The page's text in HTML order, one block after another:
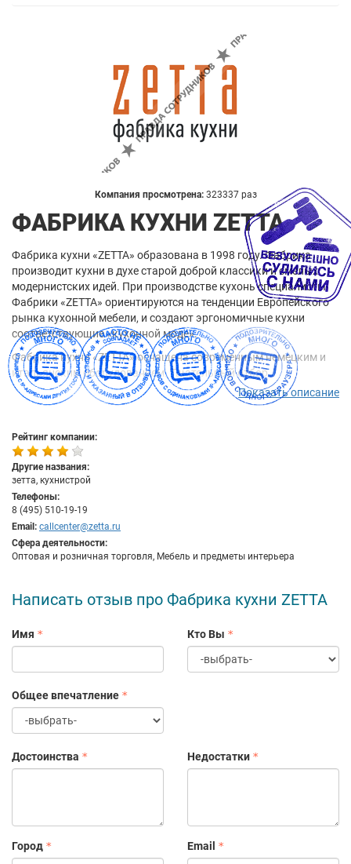
Компания просмотрена: 323337 раз
ФАБРИКА КУХНИ ZETTA
Фабрика кухни «ZETTA» образована в 1998 году. Фабрика
производит кухни в духе старой доброй классики и смелых
модернистских идей. При производстве кухонь специалисты
Фабрики «ZETTA» ориентируются на тенденции Европейского
рынка кухонной мебели, и создают эргономичные кухни
соответствующие «кухонной моде».
Фабрика кухни «ZETTA» оснащена современным немецким и
итальянским оборудованием. Тщательный отбор
поставщиков позволяет использовать в производстве мебели
только лучшие европейские комплектующие и материалы,
требованиям.
На кухни «ZETTA» действует 12-летняя гарантия. А это значит,
что приобретая кухни у нас, Вы можете не беспокоиться о
сроке эксплуатации кухни. Она прослужит Вам долгие годы.
Наши специалисты, создавая идеальное кухонное
пространство, стараются создать ещё и атмосферу уюта для
вас и ваших родных.
Показать описание
Рейтинг компании:
Другие названия:
зетта, кухнистрой
Телефоны:
8 (495) 510-19-19
Email: callcenter@zetta.ru
Сфера деятельности:
Оптовая и розничная торговля, Мебель и предметы интерьера
Написать отзыв про Фабрика кухни ZETTA
Имя Кто Вы
Общее впечатление
Достоинства Недостатки
Город Email